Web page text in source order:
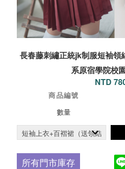
長春藤刺繡正統jk制服短袖領
系原宿學院校
NTD
商品編號
數量
所有門市庫存